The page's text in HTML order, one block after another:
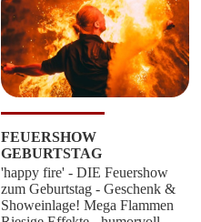
FEUERSHOW
GEBURTSTAG
'happy fire' - DIE Feuershow
zum Geburtstag - Geschenk &
Showeinlage! Mega Flammen